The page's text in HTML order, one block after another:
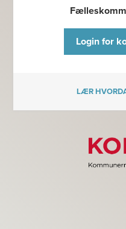
Login for
LÆR